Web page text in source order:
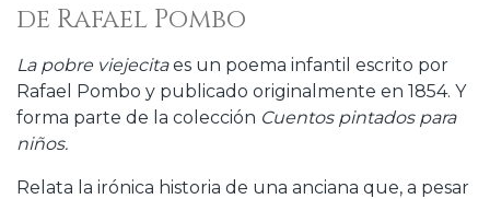
de Rafael Pombo
La pobre viejecitaes un poema infantil escrito por
Rafael Pombo y publicado originalmente en 1854. Y
forma parte de la colección Cuentos pintados para
niños.
Relata la irónica historia de una anciana que, a pesar